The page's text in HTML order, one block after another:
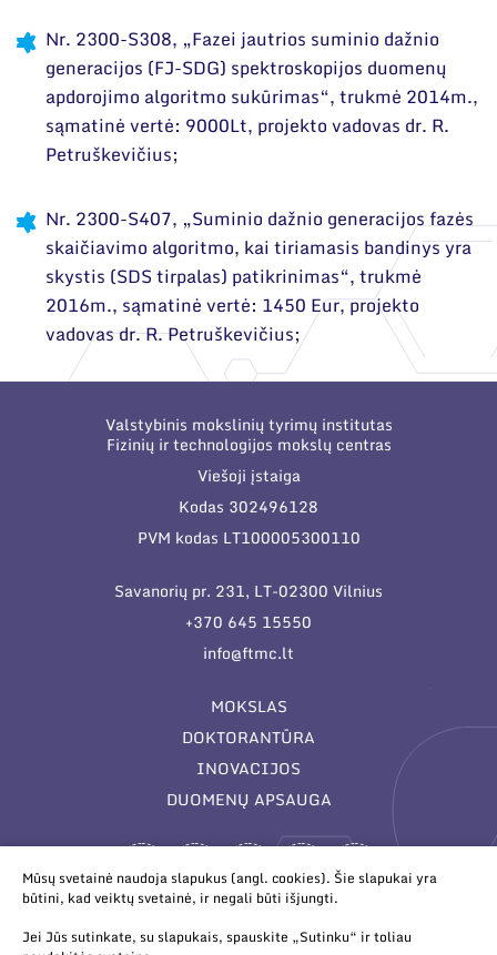
Nr. 2300-S308, „Fazei jautrios suminio dažnio
generacijos (FJ-SDG) spektroskopijos duomenų
apdorojimo algoritmo sukūrimas“, trukmė 2014m.,
sąmatinė vertė: 9000Lt, projekto vadovas dr. R.
Petruškevičius;
Nr. 2300-S407, „Suminio dažnio generacijos fazės
skaičiavimo algoritmo, kai tiriamasis bandinys yra
skystis (SDS tirpalas) patikrinimas“, trukmė
2016m., sąmatinė vertė: 1450 Eur, projekto
vadovas dr. R. Petruškevičius;
Valstybinis mokslinių tyrimų institutas
Fizinių ir technologijos mokslų centras
Viešoji įstaiga
Kodas 302496128
PVM kodas LT100005300110
Savanorių pr. 231, LT-02300 Vilnius
+370 645 15550
info@ftmc.lt
MOKSLAS
DOKTORANTŪRA
INOVACIJOS
DUOMENŲ APSAUGA
Mūsų svetainė naudoja slapukus (angl. cookies). Šie slapukai yra
būtini, kad veiktų svetainė, ir negali būti išjungti.
Jei Jūs sutinkate, su slapukais, spauskite „Sutinku“ ir toliau